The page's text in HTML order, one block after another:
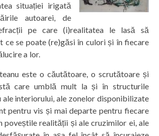
situației irigată
autoarei, de
pe care (i)realitatea le lasă să
ce se poate (re)găsi în culori și în fiecare
a lor.
este o căutătoare, o scrutătoare și
care umblă mult la și în structurile
ale interiorului, ale zonelor disponibilizate
pentru vis și mai departe pentru fiecare
poveștile realității și ale cruzimilor ei, ale